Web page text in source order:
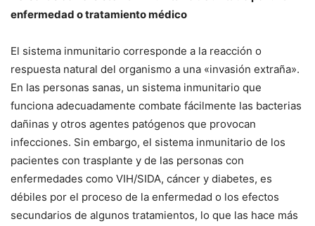
enfermedad o tratamiento médico
El sistema inmunitario corresponde a la reacción o
respuesta natural del organismo a una «invasión extraña».
En las personas sanas, un sistema inmunitario que
funciona adecuadamente combate fácilmente las bacterias
dañinas y otros agentes patógenos que provocan
infecciones. Sin embargo, el sistema inmunitario de los
pacientes con trasplante y de las personas con
enfermedades como VIH/SIDA, cáncer y diabetes, es
débiles por el proceso de la enfermedad o los efectos
secundarios de algunos tratamientos, lo que las hace más